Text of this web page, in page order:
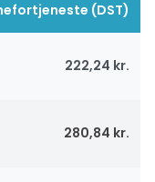
(DST)
222,24 kr.
280,84 kr.